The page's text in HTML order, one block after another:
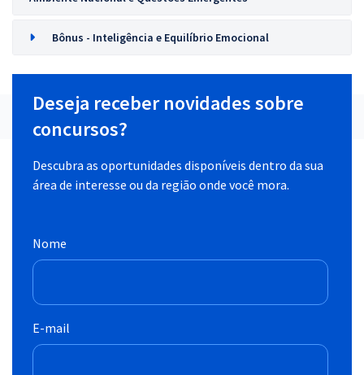
Bônus - Inteligência e Equilíbrio Emocional
Deseja receber novidades sobre
concursos?
Descubra as oportunidades disponíveis dentro da sua
área de interesse ou da região onde você mora.
Nome
E-mail